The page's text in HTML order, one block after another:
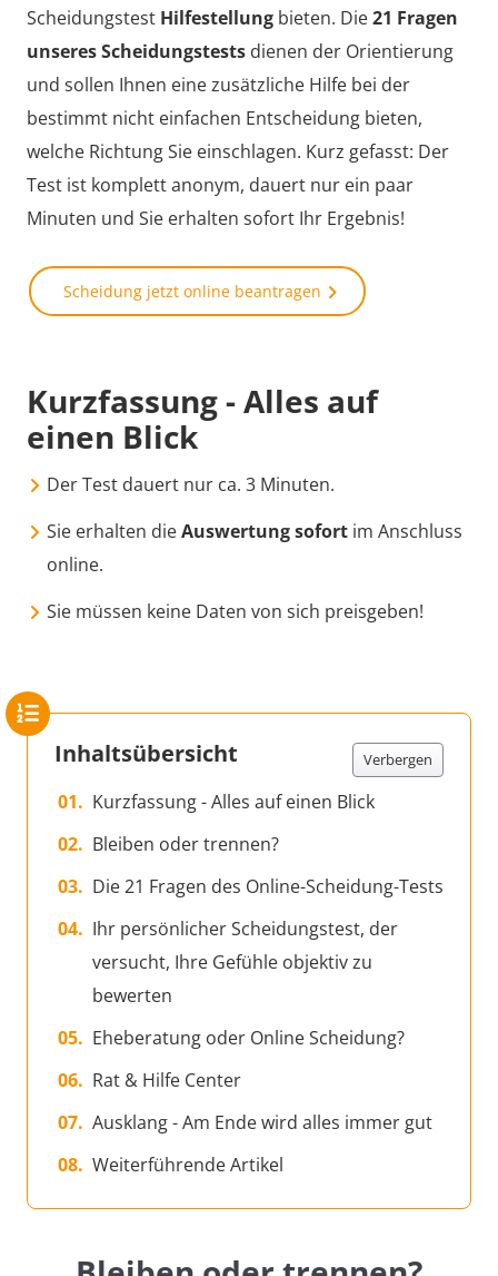
Scheidungstest Hilfestellung bieten. Die21 Fragen
unseres Scheidungstests dienen der Orientierung
und sollen Ihnen eine zusätzliche Hilfe bei der
bestimmt nicht einfachen Entscheidung bieten,
welche Richtung Sie einschlagen. Kurz gefasst: Der
Test ist komplett anonym, dauert nur ein paar
Minuten und Sie erhalten sofort Ihr Ergebnis!
Scheidung jetzt online beantragen
Kurzfassung - Alles auf
einen Blick
Der Test dauert nur ca. 3 Minuten.
Sie erhalten dieAuswertung sofort im Anschluss
online.
Sie müssen keine Daten von sich preisgeben!
Inhaltsübersicht Verbergen
Kurzfassung - Alles auf einen Blick
Bleiben oder trennen?
Die 21 Fragen des Online-Scheidung-Tests
Ihr persönlicher Scheidungstest, der
versucht, Ihre Gefühle objektiv zu
bewerten
Eheberatung oder Online Scheidung?
Rat & Hilfe Center
Ausklang - Am Ende wird alles immer gut
Weiterführende Artikel